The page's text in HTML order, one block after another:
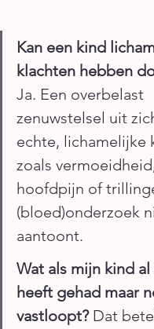
Kan een kind
klachten hebben
Ja. Een overbelast
zenuwstelsel uit
echte, lichamelijke
zoals
hoofdpijn of
(bloed)onderzoek
aantoont.
Wat als mijn kind
heeft gehad maar
vastloopt? Dat